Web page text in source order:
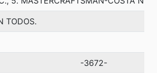
TODOS.
-3672-